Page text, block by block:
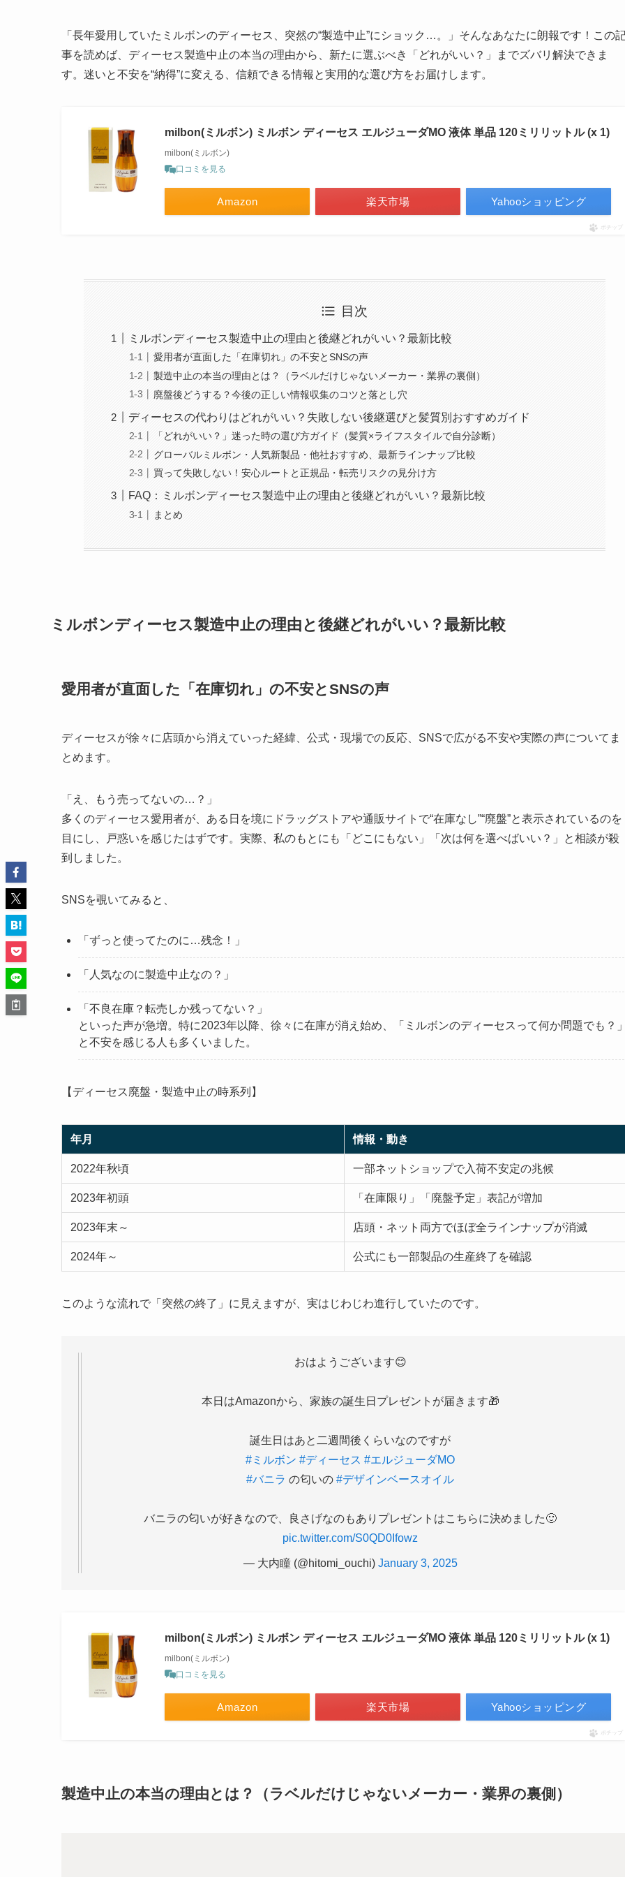
「長年愛用していたミルボンのディーセス、突然の“製造中止”にショック…。」そんなあなたに朗報です！この
事を読めば、ディーセス製造中止の本当の理由から、新たに選ぶべき「どれがいい？」までズバリ解決できま
す。迷いと不安を“納得”に変える、信頼できる情報と実用的な選び方をお届けします。
milbon(ミルボン) ミルボン ディーセス エルジューダMO 液体 単品 120ミリリットル (x 1)
milbon(ミルボン)
口コミを見る
Amazon 楽天市場 Yahooショッピング
ポチップ
目次
ミルボンディーセス製造中止の理由と後継どれがいい？最新比較
愛用者が直面した「在庫切れ」の不安とSNSの声
製造中止の本当の理由とは？（ラベルだけじゃないメーカー・業界の裏側）
廃盤後どうする？今後の正しい情報収集のコツと落とし穴
ディーセスの代わりはどれがいい？失敗しない後継選びと髪質別おすすめガイド
「どれがいい？」迷った時の選び方ガイド（髪質×ライフスタイルで自分診断）
グローバルミルボン・人気新製品・他社おすすめ、最新ラインナップ比較
買って失敗しない！安心ルートと正規品・転売リスクの見分け方
FAQ：ミルボンディーセス製造中止の理由と後継どれがいい？最新比較
まとめ
ミルボンディーセス製造中止の理由と後継どれがいい？最新比較
愛用者が直面した「在庫切れ」の不安とSNSの声
ディーセスが徐々に店頭から消えていった経緯、公式・現場での反応、SNSで広がる不安や実際の声についてま
とめます。
「え、もう売ってないの…？」
多くのディーセス愛用者が、ある日を境にドラッグストアや通販サイトで“在庫なし”“廃盤”と表示されているのを
目にし、戸惑いを感じたはずです。実際、私のもとにも「どこにもない」「次は何を選べばいい？」と相談が殺
到しました。
SNSを覗いてみると、
「ずっと使ってたのに…残念！」
「人気なのに製造中止なの？」
「不良在庫？転売しか残ってない？」
といった声が急増。特に2023年以降、徐々に在庫が消え始め、「ミルボンのディーセスって何か問題でも？
と不安を感じる人も多くいました。
【ディーセス廃盤・製造中止の時系列】
年月 情報・動き
2022年秋頃 一部ネットショップで入荷不安定の兆候
2023年初頭 「在庫限り」「廃盤予定」表記が増加
2023年末～ 店頭・ネット両方でほぼ全ラインナップが消滅
2024年～ 公式にも一部製品の生産終了を確認
このような流れで「突然の終了」に見えますが、実はじわじわ進行していたのです。
おはようございます😊
本日はAmazonから、家族の誕生日プレゼントが届きます🎁
誕生日はあと二週間後くらいなのですが
#ミルボン #ディーセス #エルジューダMO
#バニラ の匂いの #デザインベースオイル
バニラの匂いが好きなので、良さげなのもありプレゼントはこちらに決めました🙂
pic.twitter.com/S0QD0Ifowz
— 大内瞳 (@hitomi_ouchi) January 3, 2025
milbon(ミルボン) ミルボン ディーセス エルジューダMO 液体 単品 120ミリリットル (x 1)
milbon(ミルボン)
口コミを見る
Amazon 楽天市場 Yahooショッピング
ポチップ
製造中止の本当の理由とは？（ラベルだけじゃないメーカー・業界の裏側）